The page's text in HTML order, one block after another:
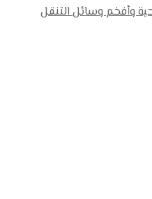
وأفخم وسائل التنقل